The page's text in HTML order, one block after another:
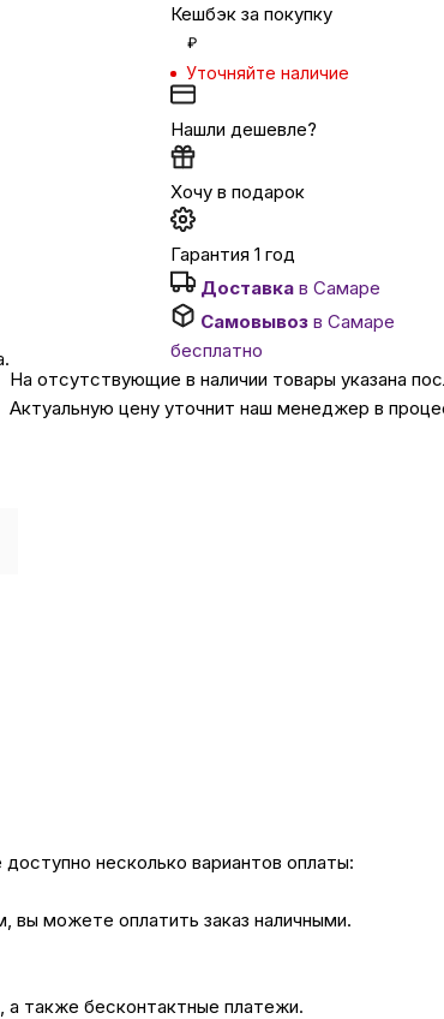
Сумки и
Умный дом и
Автомобильные
Кешбэк за покупку
₽
Уточняйте наличие
Нашли дешевле?
Хочу в подарок
Гарантия 1 год
Доставкав Самаре
Самовывозв Самаре
бесплатно
На отсутствующие в наличии товары указана
Актуальную цену уточнит наш менеджер в
несколько вариантов оплаты:
вы можете оплатить заказ наличными.
а также бесконтактные платежи.